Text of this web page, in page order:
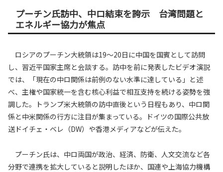
プーチン氏訪中、中ロ結束を誇示 台湾問題と
エネルギー協力が焦点
ロシアのプーチン大統領は19～20日に中国を国賓として訪問
し、習近平国家主席と会談する。訪中を前に発表したビデオ演説
では、「現在の中ロ関係は前例のない水準に達している」と述
べ、主権や国家統一を含む核心利益で相互支持を続ける姿勢を強
調した。トランプ米大統領の訪中直後という日程もあり、中ロ関
係と中米関係の行方に注目が集まっている。ドイツの国際公共放
送ドイチェ・ベレ（DW）や香港メディアなどが伝えた。
プーチン氏は、中ロ両国が政治、経済、防衛、人文交流など各
分野で連携を拡大していると説明したほか、国連や上海協力機構